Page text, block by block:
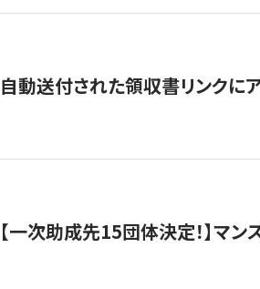
自動送付された領収書リンクに
【一次助成先15団体決定！】マ